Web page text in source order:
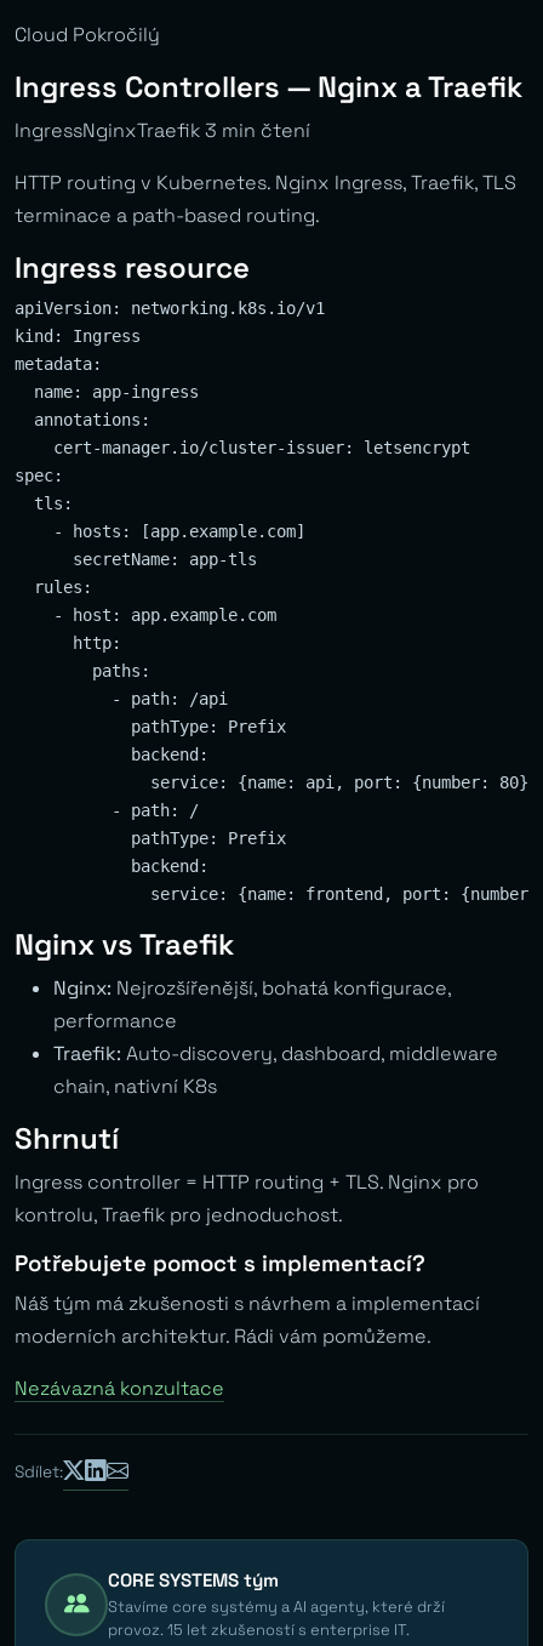
Cloud Pokročilý
Ingress Controllers — Nginx a Traefik
IngressNginxTraefik 3 min čtení
HTTP routing v Kubernetes. Nginx Ingress, Traefik, TLS
terminace a path-based routing.
Ingress resource
apiVersion: networking.k8s.io/v1
kind: Ingress
metadata:
  name: app-ingress
  annotations:
    cert-manager.io/cluster-issuer: letsencrypt
spec:
  tls:
    - hosts: [app.example.com]
      secretName: app-tls
  rules:
    - host: app.example.com
      http:
        paths:
          - path: /api
            pathType: Prefix
            backend:
              service: {name: api, port: {number: 80}}
          - path: /
            pathType: Prefix
            backend:
Nginx vs Traefik
Nginx: Nejrozšířenější, bohatá konfigurace,
performance
Traefik: Auto-discovery, dashboard, middleware
chain, nativní K8s
Shrnutí
Ingress controller = HTTP routing + TLS. Nginx pro
kontrolu, Traefik pro jednoduchost.
Potřebujete pomoct s implementací?
Náš tým má zkušenosti s návrhem a implementací
moderních architektur. Rádi vám pomůžeme.
Nezávazná konzultace
Sdílet:
CORE SYSTEMS tým
Stavíme core systémy a AI agenty, které drží
provoz. 15 let zkušeností s enterprise IT.